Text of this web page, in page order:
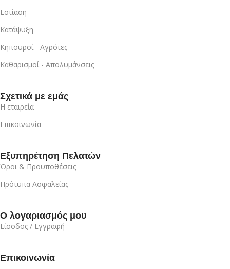
Εστίαση
Κατάψυξη
Κηπουροί - Αγρότες
Καθαρισμοί - Απολυμάνσεις
Σχετικά με εμάς
Η εταιρεία
Επικοινωνία
Εξυπηρέτηση Πελατών
Όροι & Προυποθέσεις
Πρότυπα Ασφαλείας
Ο λογαριασμός μου
Είσοδος / Εγγραφή
Επικοινωνία